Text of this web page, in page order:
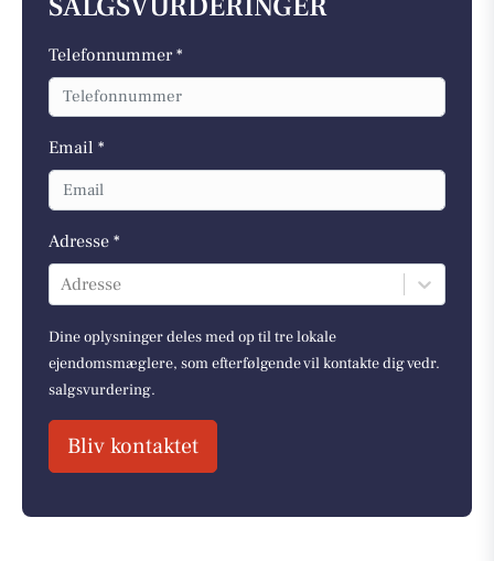
Telefonnummer *
Email *
Adresse *
Adresse
Dine oplysninger deles med op til tre lokale
ejendomsmæglere, som efterfølgende vil kontakte dig vedr.
salgsvurdering.
Bliv kontaktet